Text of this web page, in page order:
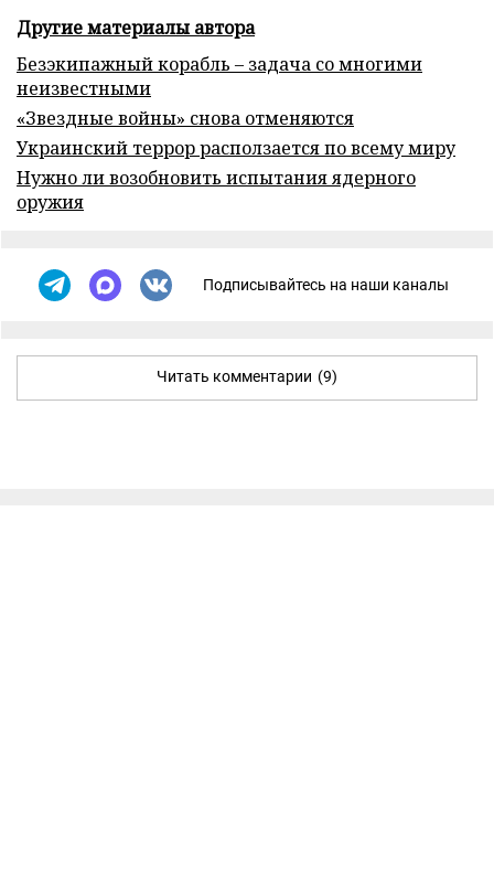
Другие материалы автора
Безэкипажный корабль – задача со многими
неизвестными
«Звездные войны» снова отменяются
Украинский террор расползается по всему миру
Нужно ли возобновить испытания ядерного
оружия
Подписывайтесь на наши каналы
Читать комментарии (9)